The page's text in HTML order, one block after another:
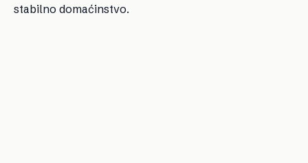
stabilno domaćinstvo.